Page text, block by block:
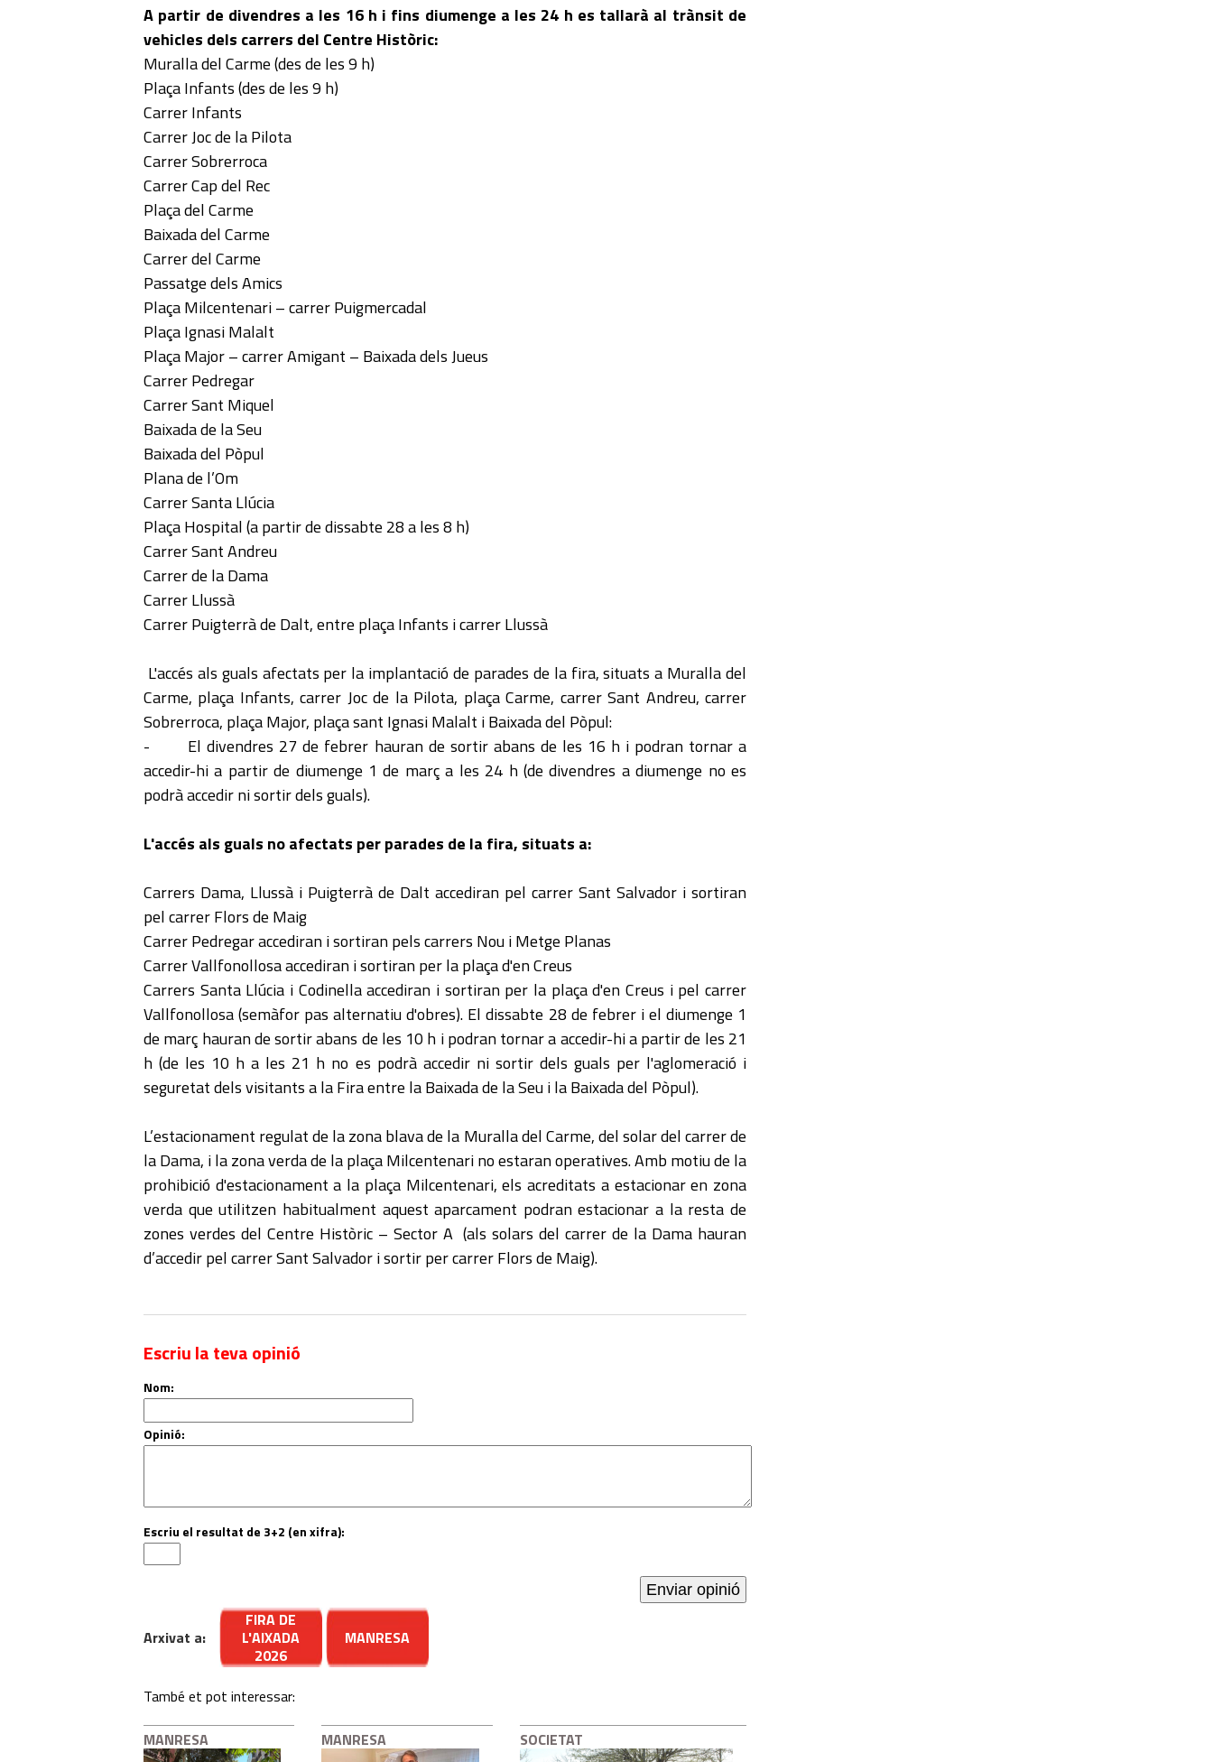
A partir de divendres a les 16 h i fins diumenge a les 24 h es tallarà al trànsit de
vehicles dels carrers del Centre Històric:
Muralla del Carme (des de les 9 h)
Plaça Infants (des de les 9 h)
Carrer Infants
Carrer Joc de la Pilota
Carrer Sobrerroca
Carrer Cap del Rec
Plaça del Carme
Baixada del Carme
Carrer del Carme
Passatge dels Amics
Plaça Milcentenari – carrer Puigmercadal
Plaça Ignasi Malalt
Plaça Major – carrer Amigant – Baixada dels Jueus
Carrer Pedregar
Carrer Sant Miquel
Baixada de la Seu
Baixada del Pòpul
Plana de l’Om
Carrer Santa Llúcia
Plaça Hospital (a partir de dissabte 28 a les 8 h)
Carrer Sant Andreu
Carrer de la Dama
Carrer Llussà
Carrer Puigterrà de Dalt, entre plaça Infants i carrer Llussà
L'accés als guals afectats per la implantació de parades de la fira, situats a Muralla del
Carme, plaça Infants, carrer Joc de la Pilota, plaça Carme, carrer Sant Andreu, carrer
Sobrerroca, plaça Major, plaça sant Ignasi Malalt i Baixada del Pòpul:
- El divendres 27 de febrer hauran de sortir abans de les 16 h i podran tornar a
accedir-hi a partir de diumenge 1 de març a les 24 h (de divendres a diumenge no es
podrà accedir ni sortir dels guals).
L'accés als guals no afectats per parades de la fira, situats a:
Carrers Dama, Llussà i Puigterrà de Dalt accediran pel carrer Sant Salvador i sortiran
pel carrer Flors de Maig
Carrer Pedregar accediran i sortiran pels carrers Nou i Metge Planas
Carrer Vallfonollosa accediran i sortiran per la plaça d'en Creus
Carrers Santa Llúcia i Codinella accediran i sortiran per la plaça d'en Creus i pel carrer
Vallfonollosa (semàfor pas alternatiu d'obres). El dissabte 28 de febrer i el diumenge 1
de març hauran de sortir abans de les 10 h i podran tornar a accedir-hi a partir de les 21
h (de les 10 h a les 21 h no es podrà accedir ni sortir dels guals per l'aglomeració i
seguretat dels visitants a la Fira entre la Baixada de la Seu i la Baixada del Pòpul).
L’estacionament regulat de la zona blava de la Muralla del Carme, del solar del carrer de
la Dama, i la zona verda de la plaça Milcentenari no estaran operatives. Amb motiu de la
prohibició d'estacionament a la plaça Milcentenari, els acreditats a estacionar en zona
verda que utilitzen habitualment aquest aparcament podran estacionar a la resta de
zones verdes del Centre Històric – Sector A (als solars del carrer de la Dama hauran
d’accedir pel carrer Sant Salvador i sortir per carrer Flors de Maig).
Escriu la teva opinió
Nom:
Opinió:
Escriu el resultat de 3+2 (en xifra):
Arxivat a:
FIRA DE
L'AIXADA
2026
MANRESA
També et pot interessar:
MANRESA
MANRESA SOCIETAT